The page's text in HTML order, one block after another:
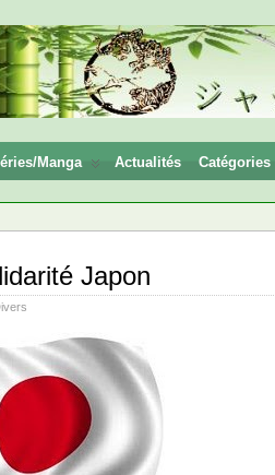
Manga Actualités Catégories
Japon